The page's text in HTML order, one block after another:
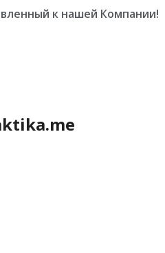
к нашей Компании!